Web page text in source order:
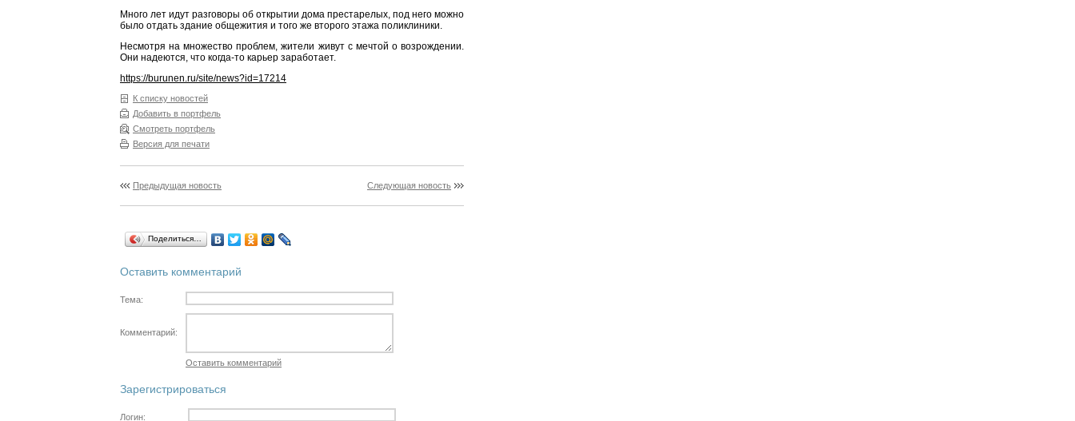
Много лет идут разговоры об от­крытии дома престарелых, под него можно
было отдать здание общежи­тия и того же второго этажа поликли­ники.
Несмотря на множество проблем, жители живут с мечтой о возрожде­нии.
Они надеются, что когда-то ка­рьер заработает.
https://burunen.ru/site/news?id=17214
К списку новостей
Добавить в портфель
Смотреть портфель
Версия для печати
Предыдущая новость Следующая новость
Поделиться…
Оставить комментарий
Тема:
Комментарий:
Оставить комментарий
Зарегистрироваться
Логин: